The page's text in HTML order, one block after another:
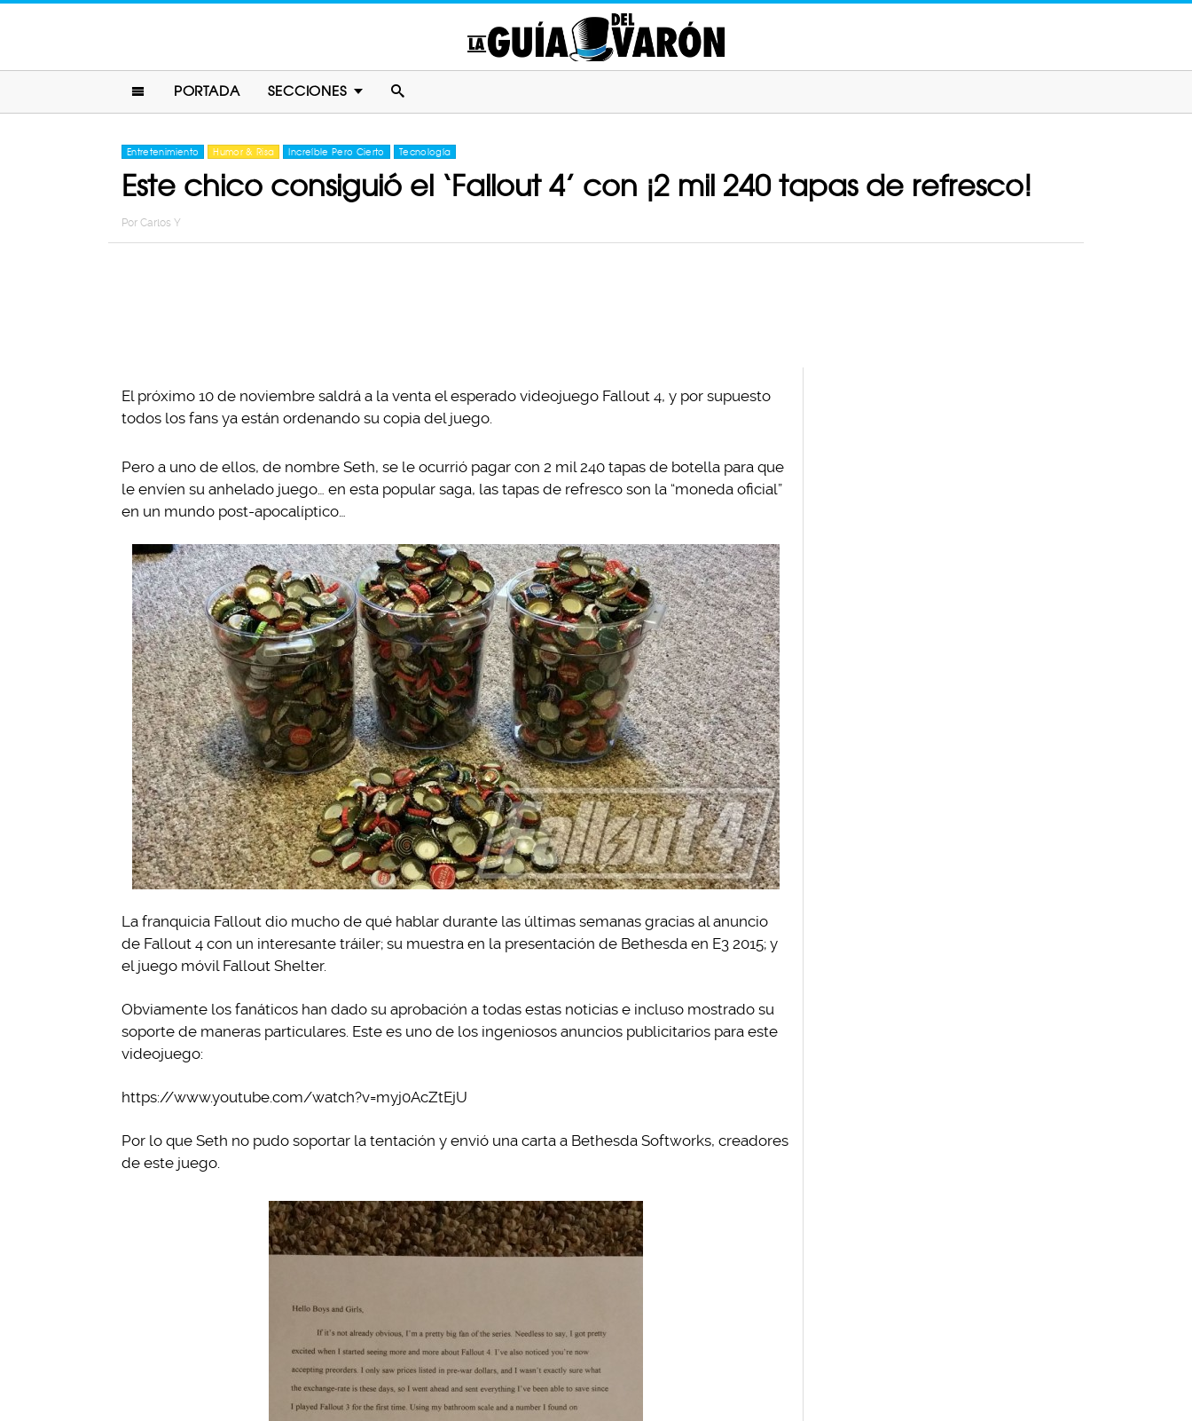
PORTADA SECCIONES
Entretenimiento Humor & Risa Increíble Pero Cierto Tecnología
Este chico consiguió el ‘Fallout 4’ con ¡2 mil 240 tapas de refresco!
Por Carlos Y
El próximo 10 de noviembre saldrá a la venta el esperado videojuego Fallout 4, y por supuesto
todos los fans ya están ordenando su copia del juego.
Pero a uno de ellos, de nombre Seth, se le ocurrió pagar con 2 mil 240 tapas de botella para que
le envíen su anhelado juego… en esta popular saga, las tapas de refresco son la “moneda oficial”
en un mundo post-apocalíptico…
La franquicia Fallout dio mucho de qué hablar durante las últimas semanas gracias al anuncio
de Fallout 4 con un interesante tráiler; su muestra en la presentación de Bethesda en E3 2015; y
el juego móvil Fallout Shelter.
Obviamente los fanáticos han dado su aprobación a todas estas noticias e incluso mostrado su
soporte de maneras particulares. Este es uno de los ingeniosos anuncios publicitarios para este
videojuego:
https://www.youtube.com/watch?v=myj0AcZtEjU
Por lo que Seth no pudo soportar la tentación y envió una carta a Bethesda Softworks, creadores
de este juego.